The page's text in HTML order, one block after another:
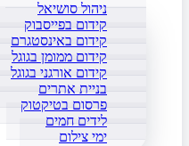
ניהול סושיאל
קידום בפייסבוק
קידום באינסטגרם
קידום ממומן בגוגל
קידום אורגני בגוגל
בניית אתרים
פרסום בטיקטוק
לידים חמים
ימי צילום